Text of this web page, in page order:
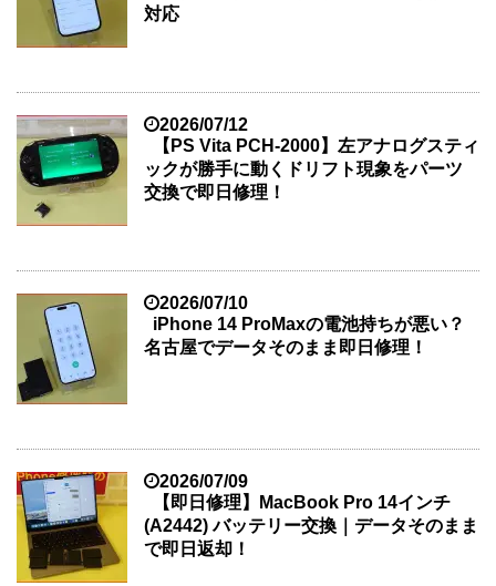
対応
2026/07/12
【PS Vita PCH-2000】左アナログスティ
ックが勝手に動くドリフト現象をパーツ
交換で即日修理！
2026/07/10
iPhone 14 ProMaxの電池持ちが悪い？
名古屋でデータそのまま即日修理！
2026/07/09
【即日修理】MacBook Pro 14インチ
(A2442) バッテリー交換｜データそのまま
で即日返却！